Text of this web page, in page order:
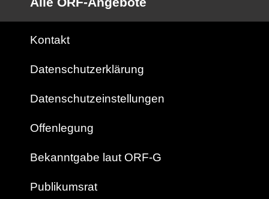
Kontakt
Datenschutzerklärung
Datenschutzeinstellungen
Offenlegung
Bekanntgabe laut ORF-G
Publikumsrat